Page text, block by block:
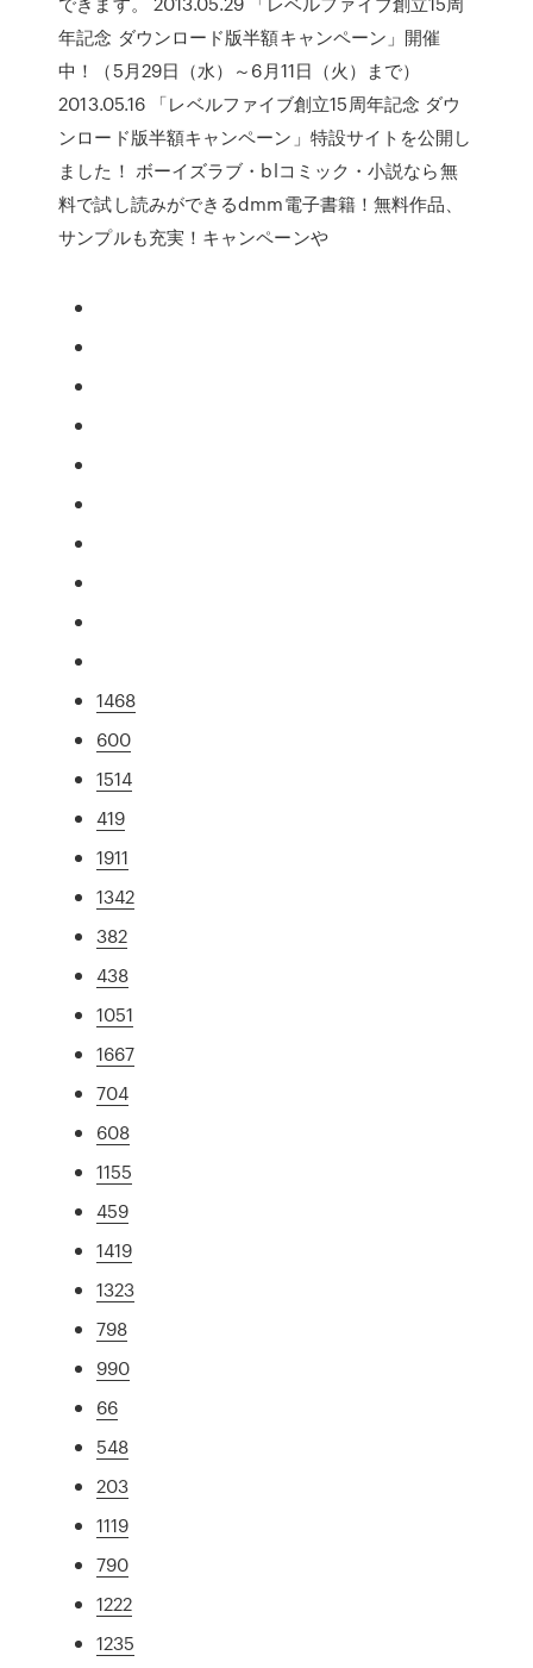
年記念 ダウンロード版半額キャンペーン」開催
中！（5月29日（水）～6月11日（火）まで）
2013.05.16 「レベルファイブ創立15周年記念 ダウ
ンロード版半額キャンペーン」特設サイトを公開し
ました！ ボーイズラブ・blコミック・小説なら無
料で試し読みができるdmm電子書籍！無料作品、
サンプルも充実！キャンペーンや
1468
600
1514
419
1911
1342
382
438
1051
1667
704
608
1155
459
1419
1323
798
990
66
548
203
1119
790
1222
1235